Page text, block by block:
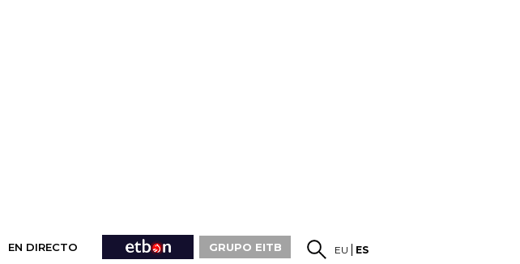
EN DIRECTO GRUPO EITB EU ES